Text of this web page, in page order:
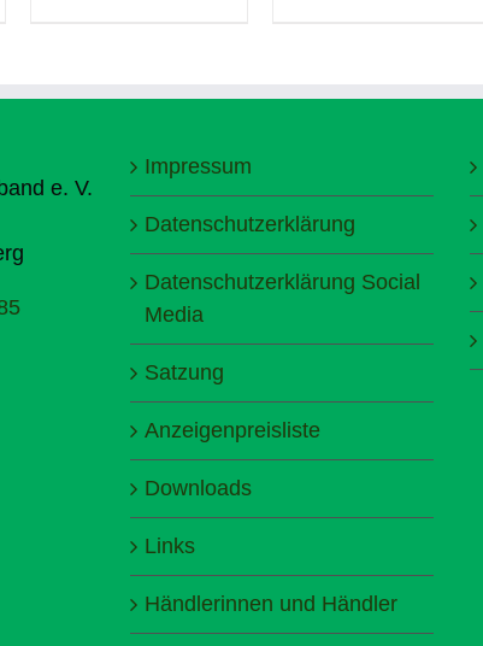
e. V.
Impressum
Datenschutzerklärung
Datenschutzerklärung Social
Media
Satzung
Anzeigenpreisliste
Downloads
Links
Händlerinnen und Händler